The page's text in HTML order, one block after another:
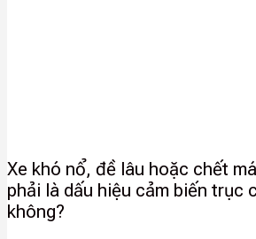
Xe khó nổ, đề lâu hoặc chết
phải là dấu hiệu cảm biến trục
không?